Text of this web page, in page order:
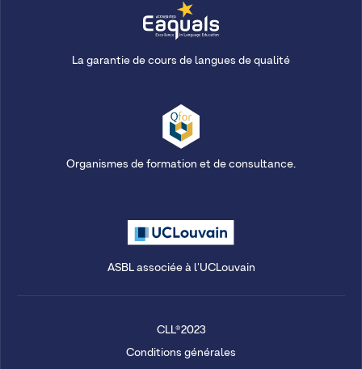
La garantie de cours de langues de qualité
Organismes de formation et de consultance.
ASBL associée à l'UCLouvain
CLL®2023
Conditions générales